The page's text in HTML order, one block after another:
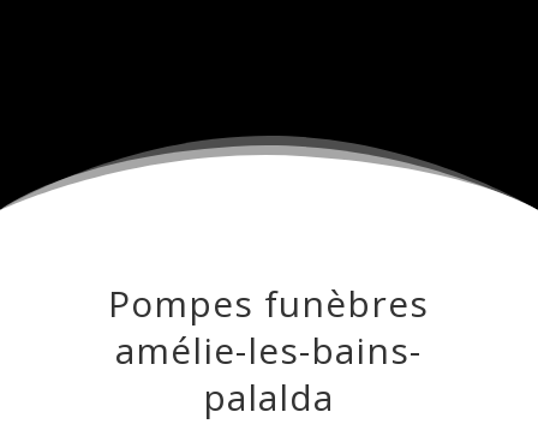
Pompes funèbres
amélie-les-bains-
palalda